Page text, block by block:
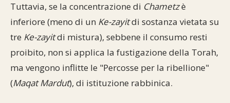
Tuttavia, se la concentrazione di Chametzè
inferiore (meno di un Ke-zayitdi sostanza vietata su
tre Ke-zayitdi mistura), sebbene il consumo resti
proibito, non si applica la fustigazione della Torah,
ma vengono inflitte le "Percosse per la ribellione"
(Maqat Mardut), di istituzione rabbinica.